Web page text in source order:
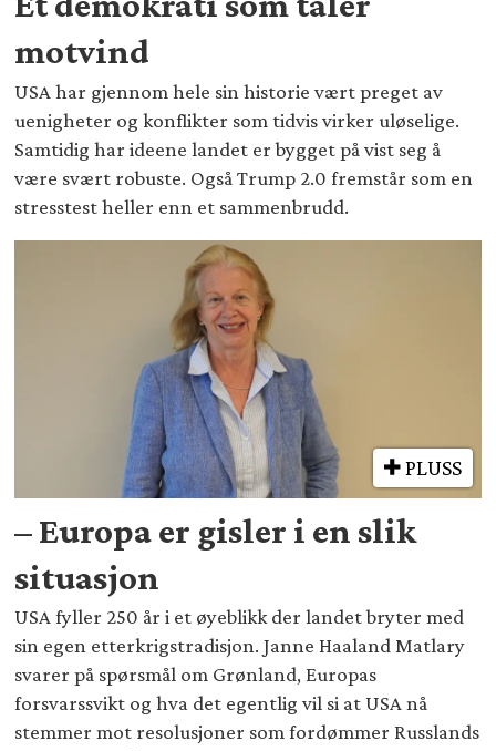
motvind
USA har gjennom hele sin historie vært preget av
uenigheter og konflikter som tidvis virker uløselige.
Samtidig har ideene landet er bygget på vist seg å
være svært robuste. Også Trump 2.0 fremstår som en
stresstest heller enn et sammenbrudd.
PLUSS
– Europa er gisler i en slik
situasjon
USA fyller 250 år i et øyeblikk der landet bryter med
sin egen etterkrigstradisjon. Janne Haaland Matlary
svarer på spørsmål om Grønland, Europas
forsvarssvikt og hva det egentlig vil si at USA nå
stemmer mot resolusjoner som fordømmer Russlands